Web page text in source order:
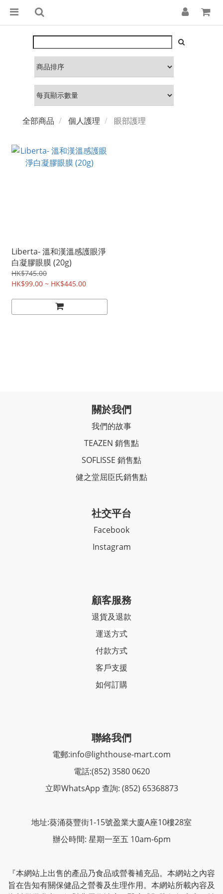
全部商品 個人護理 眼部護理
Liberta- 溫和漢溫感護眼淨
白凝膠眼膜 (20g)
HK$745.00
HK$99.00 ~ HK$445.00
關於我們
我們的故事
TEAZEN 銷售點
SOFLISSE 銷售點
健之堂屈臣氏銷售點
社交平台
Facebook
Instagram
顧客服務
退貨及退款
運送方式
付款方式
客戶支援
如何訂購
聯絡我們
電郵:info@lighthouse-mart.com
電話:(852) 3580 0620
立即WhatsApp 查詢: (852) 65368873
地址:葵涌葵豐街1-15號盈業大廈A座10樓28室
辦公時間: 星期一至五 10am-6pm
『本網站上出售的產品乃食品或營養補充品。本網站之內容
旨在告知有關保健品之營養及生理作用。本網站所載內容及